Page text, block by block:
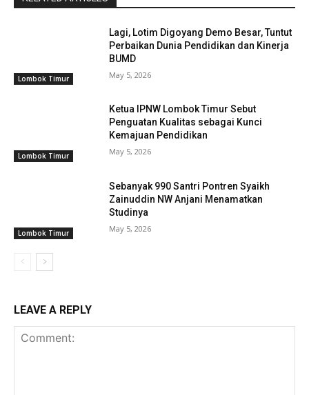
Lombok Timur
Lagi, Lotim Digoyang Demo Besar, Tuntut
Perbaikan Dunia Pendidikan dan Kinerja
BUMD
May 5, 2026
Lombok Timur
Ketua IPNW Lombok Timur Sebut
Penguatan Kualitas sebagai Kunci
Kemajuan Pendidikan
May 5, 2026
Lombok Timur
Sebanyak 990 Santri Pontren Syaikh
Zainuddin NW Anjani Menamatkan
Studinya
May 5, 2026
LEAVE A REPLY